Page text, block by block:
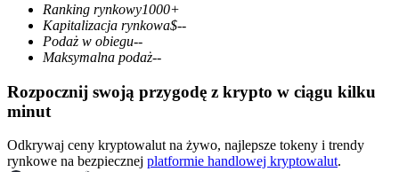
Kontrakty terminowe na USDC
Ranking rynkowy1000+
Kapitalizacja rynkowa$--
Podaż w obiegu--
Maksymalna podaż--
Rozpocznij swoją przygodę z krypto w ciągu kilku
minut
Odkrywaj ceny kryptowalut na żywo, najlepsze tokeny i trendy
rynkowe na bezpiecznej platformie handlowej kryptowalut.